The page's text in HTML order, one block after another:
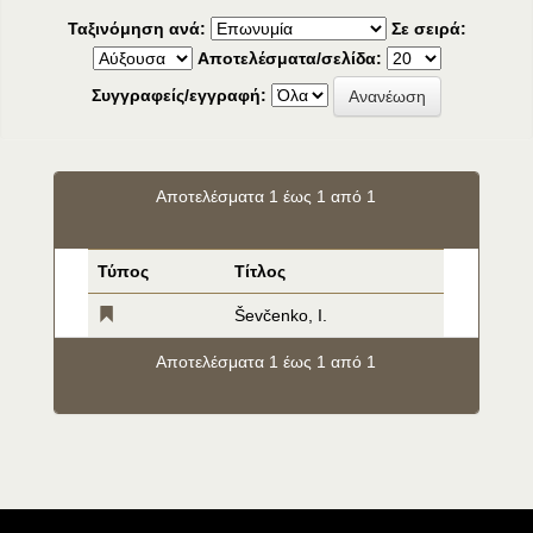
Ταξινόμηση ανά:
Σε σειρά:
Αποτελέσματα/σελίδα:
Συγγραφείς/εγγραφή:
Αποτελέσματα 1 έως 1 από 1
Τύπος Τίτλος
Ševčenko, I.
Αποτελέσματα 1 έως 1 από 1